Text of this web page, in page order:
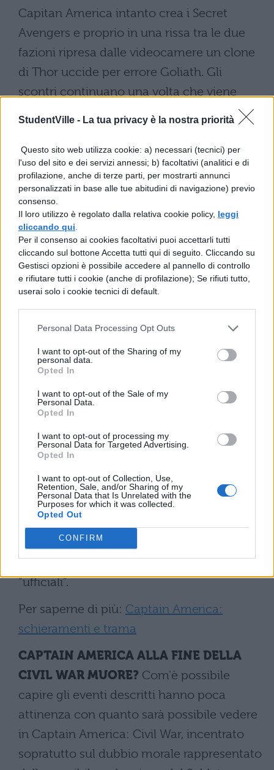
StudentVille - La tua privacy è la nostra priorità
Questo sito web utilizza cookie: a) necessari (tecnici) per
l'uso del sito e dei servizi annessi; b) facoltativi (analitici e di
profilazione, anche di terze parti, per mostrarti annunci
personalizzati in base alle tue abitudini di navigazione) previo
consenso.
Il loro utilizzo è regolato dalla relativa cookie policy, leggi
cliccando qui
Per il consenso ai cookies facoltativi puoi accettarli tutti
cliccando sul bottone Accetta tutti qui di seguito. Cliccando su
Gestisci opzioni è possibile accedere al pannello di controllo
e rifiutare tutti i cookie (anche di profilazione); Se rifiuti tutto,
userai solo i cookie tecnici di default.
Personal Data Processing Opt Outs
I want to opt-out of the Sharing of my
personal data.
Opted In
I want to opt-out of the Sale of my
Personal Data.
Opted In
I want to opt-out of processing my
Personal Data for Targeted Advertising.
Opted In
I want to opt-out of Collection, Use,
Retention, Sale, and/or Sharing of my
Personal Data that Is Unrelated with the
Purposes for which it was collected.
Opted Out
CONFIRM
Capitan America intanto crea i Secret
Avengers e proprio in una rissa tra le due
fazioni ripresa dalle videocamere un clone
di Thor uccide per errore Goliath. Gli
scontri continuano una volta che viene
scoperta una prigione per tutti gli eroi che
cambiare schieramento a Spider-Man. La
battaglia decisiva si svolge, come sempre
accade, nel centro di New York: lo scontro
è micidiale e nel pieno della battaglia
Capitan America starebbe per infliggere il
colpo fatale al rivale, se altri eroi non lo
fermassero.
Accortosi del suo ruolo, e volendo evitare
ulteriori spargimenti di sangue, Steve
Rogers decide di arrendersi, segnando così
la fine della Civil War. L'eroe a stelle e strisce
viene ucciso dal duo formato da
Teschio Rosso, e dalla partner Sharon
manipolata a sua insaputa. Tra le
conseguenze maggiori di tutta la vicenda
c'è la creazione di una serie di squadre di
supereroi al soldo del governo, la
promozione di Iron Man alla guida dello
S.H.I.E.L.D., l'entrata in clandestinità di un
team di eroi che si oppone agli Avengers
“ufficiali”.
Per saperne di più: Captain America:
schieramenti e trama
CAPTAIN AMERICA ALLA FINE DELLA
CIVIL WAR MUORE? Com'è possibile
capire gli eventi descritti hanno poca
attinenza con quanto sarà possibile vedere
in Captain America: Civil War, incentrato
sopratutto sul dubbio morale rappresentato